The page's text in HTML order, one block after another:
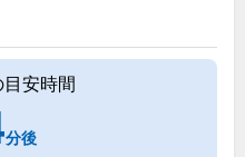
安時間
分後